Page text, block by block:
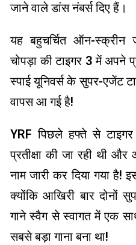
जाने वाले डांस नंबर्स दिए हैं।
यह बहुचर्चित ऑन-स्क्रीन
चोपड़ा की टाइगर 3 में अपने
स्पाई यूनिवर्स के सुपर-एजेंट
वापस आ गई है!
YRF पिछले हफ्ते से
प्रतीक्षा की जा रही थी
नाम जारी कर दिया गया है!
क्योंकि आखिरी बार दोनों
गाने स्वैग से स्वागत में एक
सबसे बड़ा गाना बना था!